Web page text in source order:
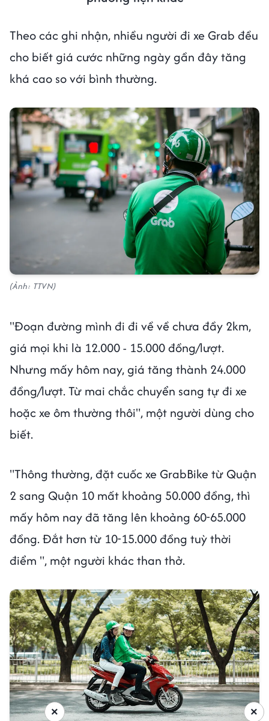
Theo các ghi nhận, nhiều người đi xe Grab đều
cho biết giá cước những ngày gần đây tăng
khá cao so với bình thường.
(Ảnh: TTVN)
"Đoạn đường mình đi đi về về chưa đầy 2km,
giá mọi khi là 12.000 - 15.000 đồng/lượt.
Nhưng mấy hôm nay, giá tăng thành 24.000
đồng/lượt. Từ mai chắc chuyển sang tự đi xe
hoặc xe ôm thường thôi", một người dùng cho
biết.
"Thông thường, đặt cuốc xe GrabBike từ Quận
2 sang Quận 10 mất khoảng 50.000 đồng, thì
mấy hôm nay đã tăng lên khoảng 60-65.000
đồng. Đắt hơn từ 10-15.000 đồng tuỳ thời
điểm ", một người khác than thở.
×
×